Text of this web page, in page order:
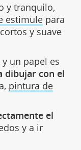
y tranquilo,
estimulepara
y suave
un papel es
dibujar con el
pintura de
el
y a ir